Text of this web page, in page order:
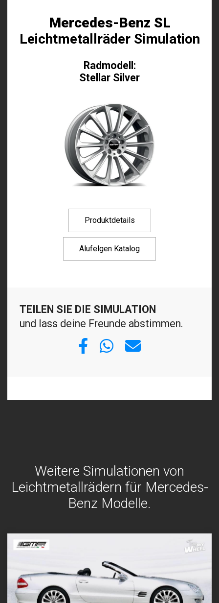
Mercedes-Benz SL
Leichtmetallräder Simulation
Radmodell:
Stellar Silver
Produktdetails
Alufelgen Katalog
TEILEN SIE DIE SIMULATION
und lass deine Freunde abstimmen.
Weitere Simulationen von
Leichtmetallrädern für Mercedes-
Benz Modelle.